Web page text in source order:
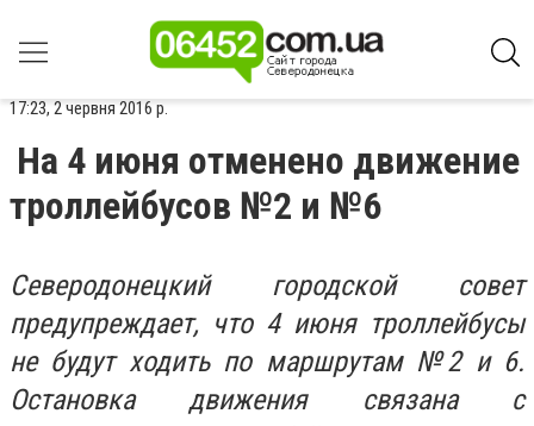
17:23, 2 червня 2016 р.
На 4 июня отменено движение
троллейбусов №2 и №6
Северодонецкий городской совет
предупреждает, что 4 июня троллейбусы
не будут ходить по маршрутам №2 и 6.
Остановка движения связана с